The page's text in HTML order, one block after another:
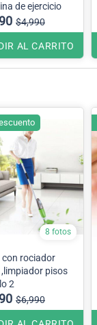
de ejercicio
$4,990
AL CARRITO
8 fotos
pisos
2
$6,990